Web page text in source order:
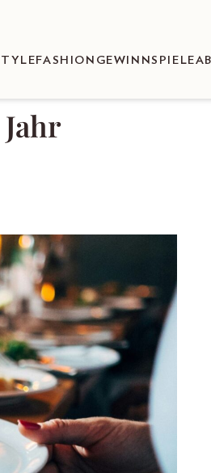
FASHION GEWINNSPIELE